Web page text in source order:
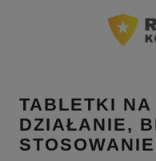
TABLETKI
DZIAŁANIE,
STOSOWANIE